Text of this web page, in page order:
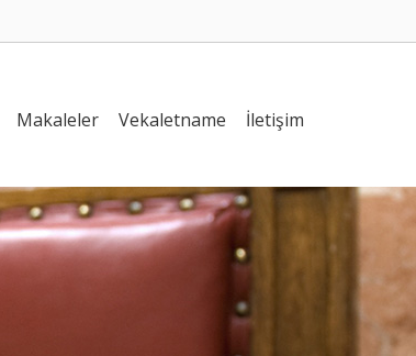
Makaleler Vekaletname İletişim